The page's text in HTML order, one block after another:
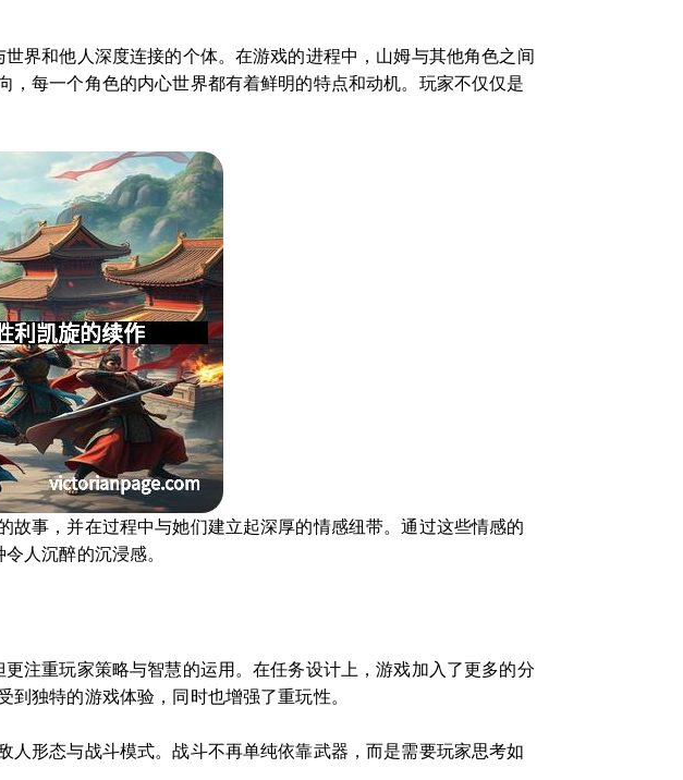
界和他人深度连接的个体。在游戏的进程中，山姆与其他角色之间
每一个角色的内心世界都有着鲜明的特点和动机。玩家不仅仅是
事，并在过程中与她们建立起深厚的情感纽带。通过这些情感的
人沉醉的沉浸感。
注重玩家策略与智慧的运用。在任务设计上，游戏加入了更多的分
独特的游戏体验，同时也增强了重玩性。
形态与战斗模式。战斗不再单纯依靠武器，而是需要玩家思考如